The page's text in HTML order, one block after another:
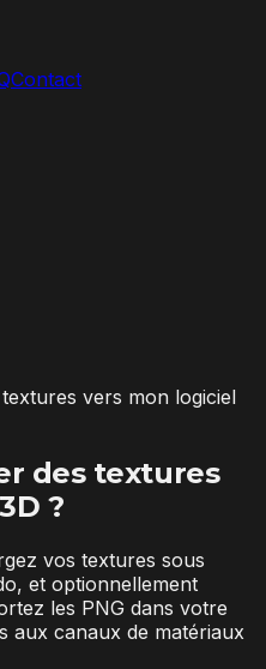
Contact
vers mon logiciel
des textures
?
vos textures sous
et optionnellement
les PNG dans votre
aux canaux de matériaux